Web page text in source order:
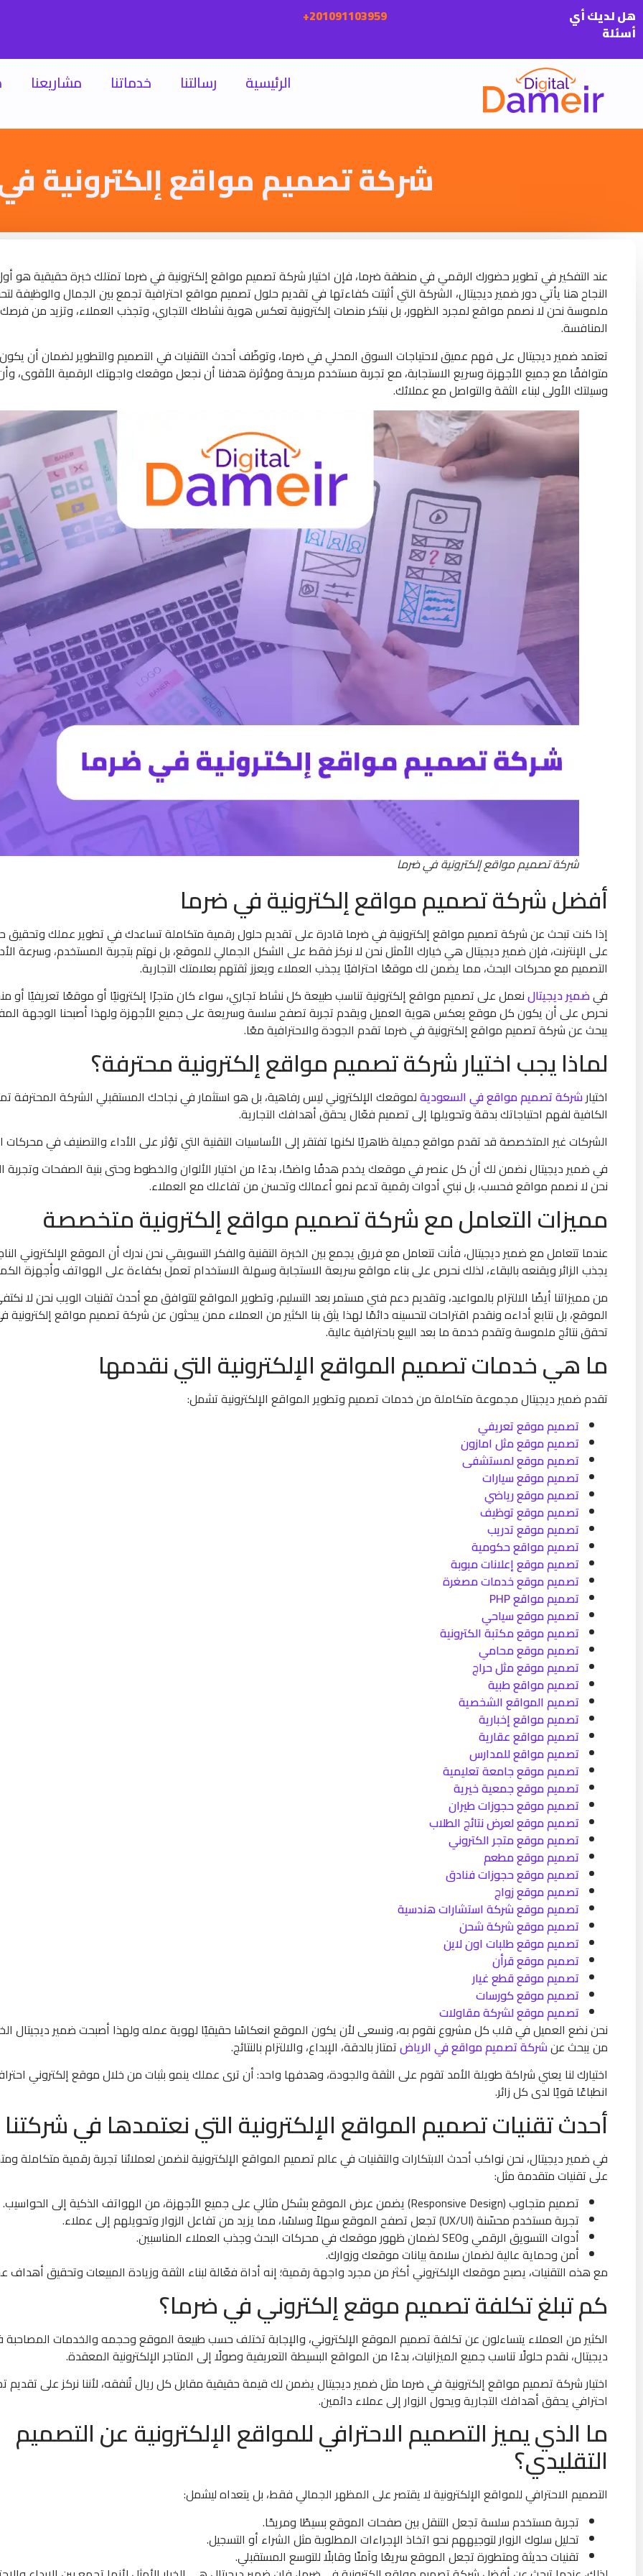
هل لديك أي
أسئلة
⁦+201091103959
الرئيسية رسالتنا خدماتنا مشاريعنا
شركة تصميم مواقع إلكترونية
عند التفكير في تطوير حضورك الرقمي في منطقة ضرما، فإن اختيار شركة تصميم مواقع إلكترونية في ضرما تمتلك خبرة حقيقية هو
النجاح هنا يأتي دور ضمير ديجيتال، الشركة التي أثبتت كفاءتها في تقديم حلول تصميم مواقع احترافية تجمع بين الجمال والوظيفة
ملموسة نحن لا نصمم مواقع لمجرد الظهور، بل نبتكر منصات إلكترونية تعكس هوية نشاطك التجاري، وتجذب العملاء، وتزيد من
المنافسة.
تعتمد ضمير ديجيتال على فهم عميق لاحتياجات السوق المحلي في ضرما، وتوظّف أحدث التقنيات في التصميم والتطوير لضمان أن
متوافقًا مع جميع الأجهزة وسريع الاستجابة، مع تجربة مستخدم مريحة ومؤثرة هدفنا أن نجعل موقعك واجهتك الرقمية الأقوى،
وسيلتك الأولى لبناء الثقة والتواصل مع عملائك.
شركة تصميم مواقع إلكترونية في ضرما
أفضل شركة تصميم مواقع إلكترونية في ضرما
إذا كنت تبحث عن شركة تصميم مواقع إلكترونية في ضرما قادرة على تقديم حلول رقمية متكاملة تساعدك في تطوير عملك
على الإنترنت، فإن ضمير ديجيتال هي خيارك الأمثل نحن لا نركز فقط على الشكل الجمالي للموقع، بل نهتم بتجربة المستخدم، وسرعة
التصميم مع محركات البحث، مما يضمن لك موقعًا احترافيًا يجذب العملاء ويعزز ثقتهم بعلامتك التجارية.
فيضمير ديجيتالنعمل على تصميم مواقع إلكترونية تناسب طبيعة كل نشاط تجاري، سواء كان متجرًا إلكترونيًا أو موقعًا تعريفيًا أو
نحرص على أن يكون كل موقع يعكس هوية العميل ويقدم تجربة تصفح سلسة وسريعة على جميع الأجهزة ولهذا أصبحنا الوجهة
يبحث عن شركة تصميم مواقع إلكترونية في ضرما تقدم الجودة والاحترافية معًا.
لماذا يجب اختيار شركة تصميم مواقع إلكترونية محترفة؟
اختيارشركة تصميم مواقع في السعوديةلموقعك الإلكتروني ليس رفاهية، بل هو استثمار في نجاحك المستقبلي الشركة المحترفة
الكافية لفهم احتياجاتك بدقة وتحويلها إلى تصميم فعّال يحقق أهدافك التجارية.
الشركات غير المتخصصة قد تقدم مواقع جميلة ظاهريًا لكنها تفتقر إلى الأساسيات التقنية التي تؤثر على الأداء والتصنيف في محركات
في ضمير ديجيتال نضمن لك أن كل عنصر في موقعك يخدم هدفًا واضحًا، بدءًا من اختيار الألوان والخطوط وحتى بنية الصفحات وتجربة
نحن لا نصمم مواقع فحسب، بل نبني أدوات رقمية تدعم نمو أعمالك وتحسن من تفاعلك مع العملاء.
مميزات التعامل مع شركة تصميم مواقع إلكترونية متخصصة
عندما تتعامل مع ضمير ديجيتال، فأنت تتعامل مع فريق يجمع بين الخبرة التقنية والفكر التسويقي نحن ندرك أن الموقع الإلكتروني
يجذب الزائر ويقنعه بالبقاء، لذلك نحرص على بناء مواقع سريعة الاستجابة وسهلة الاستخدام تعمل بكفاءة على الهواتف وأجهزة
من مميزاتنا أيضًا الالتزام بالمواعيد، وتقديم دعم فني مستمر بعد التسليم، وتطوير المواقع لتتوافق مع أحدث تقنيات الويب نحن لا
الموقع، بل نتابع أداءه ونقدم اقتراحات لتحسينه دائمًا لهذا يثق بنا الكثير من العملاء ممن يبحثون عن شركة تصميم مواقع إلكترونية
تحقق نتائج ملموسة وتقدم خدمة ما بعد البيع باحترافية عالية.
ما هي خدمات تصميم المواقع الإلكترونية التي نقدمها
تقدم ضمير ديجيتال مجموعة متكاملة من خدمات تصميم وتطوير المواقع الإلكترونية تشمل:
تصميم موقع تعريفي
تصميم موقع مثل امازون
تصميم موقع لمستشفى
تصميم موقع سيارات
تصميم موقع رياضي
تصميم موقع توظيف
تصميم موقع تدريب
تصميم مواقع حكومية
تصميم موقع إعلانات مبوبة
تصميم موقع خدمات مصغرة
تصميم مواقع PHP
تصميم موقع سياحي
تصميم موقع مكتبة الكترونية
تصميم موقع محامي
تصميم موقع مثل حراج
تصميم مواقع طبية
تصميم المواقع الشخصية
تصميم مواقع إخبارية
تصميم مواقع عقارية
تصميم مواقع للمدارس
تصميم موقع جامعة تعليمية
تصميم موقع جمعية خيرية
تصميم موقع حجوزات طيران
تصميم موقع لعرض نتائج الطلاب
تصميم موقع متجر الكتروني
تصميم موقع مطعم
تصميم موقع حجوزات فنادق
تصميم موقع زواج
تصميم موقع شركة استشارات هندسية
تصميم موقع شركة شحن
تصميم موقع طلبات اون لاين
تصميم موقع قرأن
تصميم موقع قطع غيار
تصميم موقع كورسات
تصميم موقع لشركة مقاولات
نحن نضع العميل في قلب كل مشروع نقوم به، ونسعى لأن يكون الموقع انعكاسًا حقيقيًا لهوية عمله ولهذا أصبحت ضمير ديجيتال
من يبحث عنشركة تصميم مواقع في الرياضتمتاز بالدقة، الإبداع، والالتزام بالنتائج.
اختيارك لنا يعني شراكة طويلة الأمد تقوم على الثقة والجودة، وهدفها واحد: أن ترى عملك ينمو بثبات من خلال موقع إلكتروني
انطباعًا قويًا لدى كل زائر.
أحدث تقنيات تصميم المواقع الإلكترونية التي نعتمدها في شركتنا
في ضمير ديجيتال، نحن نواكب أحدث الابتكارات والتقنيات في عالم تصميم المواقع الإلكترونية لنضمن لعملائنا تجربة رقمية متكاملة
على تقنيات متقدمة مثل:
تصميم متجاوب (Responsive Design) يضمن عرض الموقع بشكل مثالي على جميع الأجهزة، من الهواتف الذكية إلى الحواسيب.
تجربة مستخدم محسّنة (UX/UI) تجعل تصفح الموقع سهلاً وسلسًا، مما يزيد من تفاعل الزوار وتحويلهم إلى عملاء.
أدوات التسويق الرقمي وSEO لضمان ظهور موقعك في محركات البحث وجذب العملاء المناسبين.
أمن وحماية عالية لضمان سلامة بيانات موقعك وزوارك.
مع هذه التقنيات، يصبح موقعك الإلكتروني أكثر من مجرد واجهة رقمية؛ إنه أداة فعّالة لبناء الثقة وزيادة المبيعات وتحقيق أهداف
كم تبلغ تكلفة تصميم موقع إلكتروني في ضرما؟
الكثير من العملاء يتساءلون عن تكلفة تصميم الموقع الإلكتروني، والإجابة تختلف حسب طبيعة الموقع وحجمه والخدمات
ديجيتال، نقدم حلولًا تناسب جميع الميزانيات، بدءًا من المواقع البسيطة التعريفية وصولًا إلى المتاجر الإلكترونية المعقدة.
اختيار شركة تصميم مواقع إلكترونية في ضرما مثل ضمير ديجيتال يضمن لك قيمة حقيقية مقابل كل ريال تُنفقه، لأننا نركز على تقديم
احترافي يحقق أهدافك التجارية ويحول الزوار إلى عملاء دائمين.
ما الذي يميز التصميم الاحترافي للمواقع الإلكترونية عن التصميم
التقليدي؟
التصميم الاحترافي للمواقع الإلكترونية لا يقتصر على المظهر الجمالي فقط، بل يتعداه ليشمل:
تجربة مستخدم سلسة تجعل التنقل بين صفحات الموقع بسيطًا ومريحًا.
تحليل سلوك الزوار لتوجيههم نحو اتخاذ الإجراءات المطلوبة مثل الشراء أو التسجيل.
تقنيات حديثة ومتطورة تجعل الموقع سريعًا وآمنًا وقابلًا للتوسع المستقبلي.